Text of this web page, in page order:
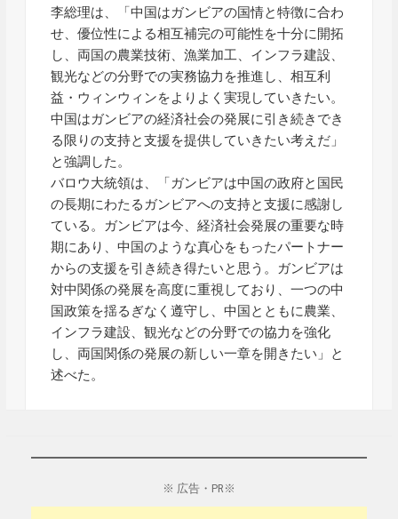
李総理は、「中国はガンビアの国情と特徴に合わ
せ、優位性による相互補完の可能性を十分に開拓
し、両国の農業技術、漁業加工、インフラ建設、
観光などの分野での実務協力を推進し、相互利
益・ウィンウィンをよりよく実現していきたい。
中国はガンビアの経済社会の発展に引き続きでき
る限りの支持と支援を提供していきたい考えだ」
と強調した。
バロウ大統領は、「ガンビアは中国の政府と国民
の長期にわたるガンビアへの支持と支援に感謝し
ている。ガンビアは今、経済社会発展の重要な時
期にあり、中国のような真心をもったパートナー
からの支援を引き続き得たいと思う。ガンビアは
対中関係の発展を高度に重視しており、一つの中
国政策を揺るぎなく遵守し、中国とともに農業、
インフラ建設、観光などの分野での協力を強化
し、両国関係の発展の新しい一章を開きたい」と
述べた。
※ 広告・PR※